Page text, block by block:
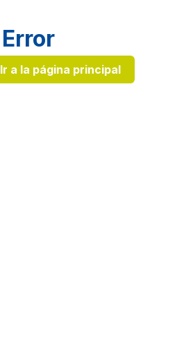
Error
Ir a la página principal